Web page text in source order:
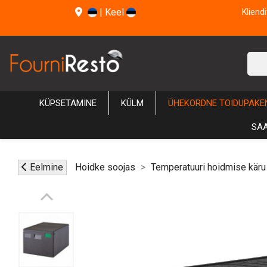
| Keel
KÜPSETAMINE KÜLM ÜHEKORDNE
Eelmine Hoidke soojas Temperatuuri hoidmise käru